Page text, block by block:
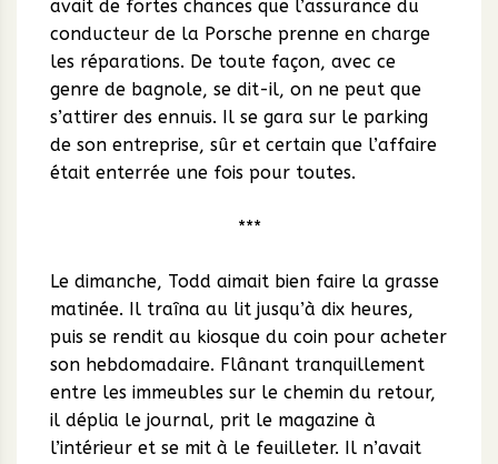
avait de fortes chances que l’assurance du
conducteur de la Porsche prenne en charge
les réparations. De toute façon, avec ce
genre de bagnole, se dit-il, on ne peut que
s’attirer des ennuis. Il se gara sur le parking
de son entreprise, sûr et certain que l’affaire
était enterrée une fois pour toutes.
***
Le dimanche, Todd aimait bien faire la grasse
matinée. Il traîna au lit jusqu’à dix heures,
puis se rendit au kiosque du coin pour acheter
son hebdomadaire. Flânant tranquillement
entre les immeubles sur le chemin du retour,
il déplia le journal, prit le magazine à
l’intérieur et se mit à le feuilleter. Il n’avait